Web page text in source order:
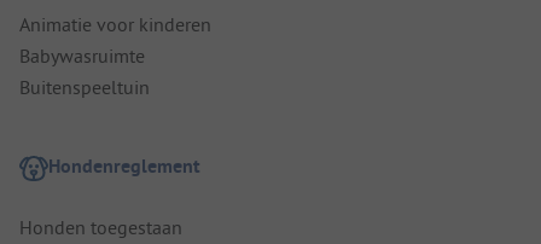
Animatie voor kinderen
Babywasruimte
Buitenspeeltuin
Hondenreglement
Honden toegestaan